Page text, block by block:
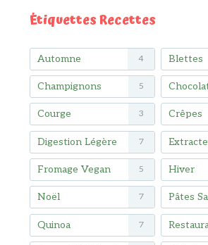
Étiquettes Recettes
Automne 4 Blettes
Champignons 5
Courge 3 Crêpes
Digestion Légère 7
Fromage Vegan 5 Hiver
Noël 7 Pâtes
Quinoa 7